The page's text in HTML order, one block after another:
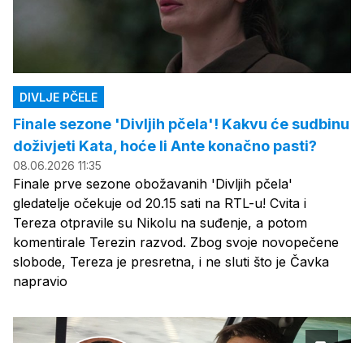
DIVLJE PČELE
Finale sezone 'Divljih pčela'! Kakvu će sudbinu
doživjeti Kata, hoće li Ante konačno pasti?
08.06.2026 11:35
Finale prve sezone obožavanih 'Divljih pčela'
gledatelje očekuje od 20.15 sati na RTL-u! Cvita i
Tereza otpravile su Nikolu na suđenje, a potom
komentirale Terezin razvod. Zbog svoje novopečene
slobode, Tereza je presretna, i ne sluti što je Čavka
napravio